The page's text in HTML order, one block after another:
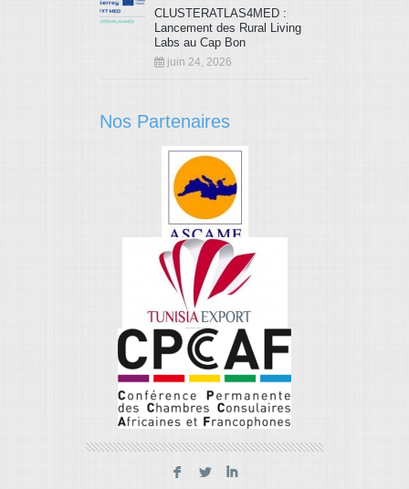
CLUSTERATLAS4MED :
Lancement des Rural Living
Labs au Cap Bon
juin 24, 2026
Nos Partenaires
F L I